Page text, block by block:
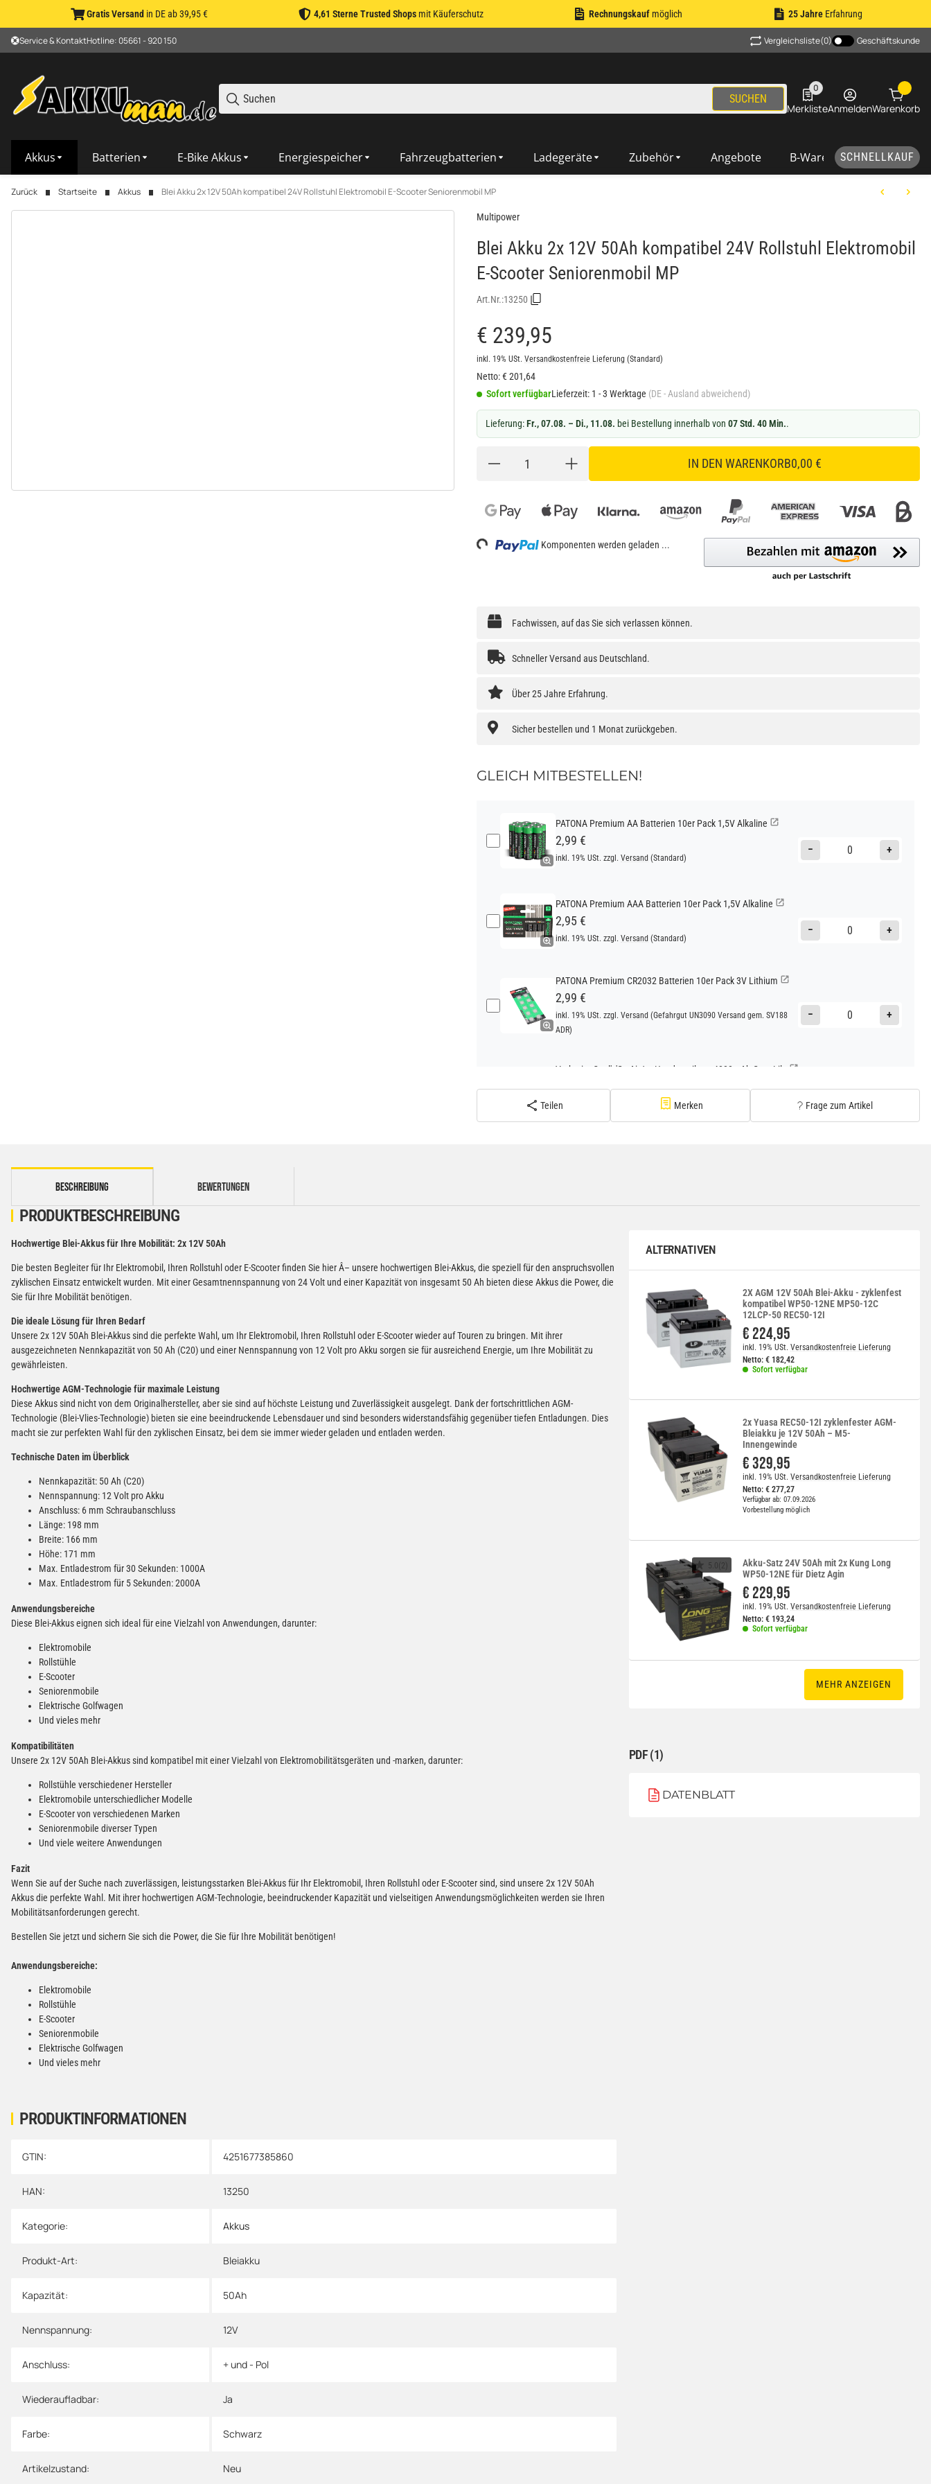
Gratis Versand in DE ab 39,95 € 4,61 Sterne Trusted Shopsmit Käuferschutz Rechnungskauf möglich 25 JahreErfahrung
Service & KontaktHotline: 05661 - 920 150 Vergleichsliste(0) Geschäftskunde
SUCHEN
0
0 Produkte in der Liste
MerklisteAnmeldenWarenkorb
Akkus Batterien E-Bike Akkus Energiespeicher Fahrzeugbatterien Ladegeräte Zubehör Angebote B-Ware SCHNELLKAUF
Zurück Startseite Akkus Blei Akku 2x 12V 50Ah kompatibel 24V Rollstuhl Elektromobil E-Scooter Seniorenmobil MP
Multipower
Blei Akku 2x 12V 50Ah kompatibel 24V Rollstuhl Elektromobil
E-Scooter Seniorenmobil MP
Art.Nr.:13250
€ 239,95
inkl. 19% USt. Versandkostenfreie Lieferung (Standard)
Netto:€201,64
Sofort verfügbarLieferzeit: 1 - 3 Werktage (DE - Ausland abweichend)
Lieferung:Fr., 07.08. – Di., 11.08. bei Bestellung innerhalb von 07 Std. 40 Min..
IN DEN WARENKORB0,00 €
Loading... Komponenten werden geladen ...
Fachwissen, auf das Sie sich verlassen können.
Schneller Versand aus Deutschland.
Über 25 Jahre Erfahrung.
Sicher bestellen und 1 Monat zurückgeben.
GLEICH MITBESTELLEN!
PATONA Premium AA Batterien 10er Pack 1,5V Alkaline
2,99 €
inkl. 19% USt. zzgl. Versand (Standard)
− +
PATONA Premium AAA Batterien 10er Pack 1,5V Alkaline
2,95 €
inkl. 19% USt. zzgl. Versand (Standard)
− +
PATONA Premium CR2032 Batterien 10er Pack 3V Lithium
2,99 €
inkl. 19% USt. zzgl. Versand (Gefahrgut UN3090 Versand gem. SV188
ADR)
− +
Verbatim Cool'n'Go AirJet Handventilator 4000mAh Grau Lila
22,95 €
inkl. 19% USt. zzgl.
(Gefahrgut UN3480 Versand gem. SV188
ADR)
1
Teilen Merken Frage zum Artikel
BESCHREIBUNG BEWERTUNGEN
PRODUKTINFORMATIONEN
Produkteigenschaft
Wert
GTIN: 4251677385860
HAN: 13250
Kategorie: Akkus
Produkt-Art: Bleiakku
Kapazität: 50Ah
Nennspannung: 12V
Anschluss: + und - Pol
Wiederaufladbar: Ja
Farbe: Schwarz
Artikelzustand: Neu
PRODUKTBESCHREIBUNG
Hochwertige Blei-Akkus für Ihre Mobilität: 2x 12V 50Ah
Die besten Begleiter für Ihr Elektromobil, Ihren Rollstuhl oder E-Scooter finden Sie hier Â– unsere hochwertigen Blei-Akkus, die speziell für den anspruchsvollen
zyklischen Einsatz entwickelt wurden. Mit einer Gesamtnennspannung von 24 Volt und einer Kapazität von insgesamt 50 Ah bieten diese Akkus die Power, die
Sie für Ihre Mobilität benötigen.
Die ideale Lösung für Ihren Bedarf
Unsere 2x 12V 50Ah Blei-Akkus sind die perfekte Wahl, um Ihr Elektromobil, Ihren Rollstuhl oder E-Scooter wieder auf Touren zu bringen. Mit ihrer
ausgezeichneten Nennkapazität von 50 Ah (C20) und einer Nennspannung von 12 Volt pro Akku sorgen sie für ausreichend Energie, um Ihre Mobilität zu
gewährleisten.
Hochwertige AGM-Technologie für maximale Leistung
Diese Akkus sind nicht von dem Originalhersteller, aber sie sind auf höchste Leistung und Zuverlässigkeit ausgelegt. Dank der fortschrittlichen AGM-
Technologie (Blei-Vlies-Technologie) bieten sie eine beeindruckende Lebensdauer und sind besonders widerstandsfähig gegenüber tiefen Entladungen. Dies
macht sie zur perfekten Wahl für den zyklischen Einsatz, bei dem sie immer wieder geladen und entladen werden.
Technische Daten im Überblick
Nennkapazität: 50 Ah (C20)
Nennspannung: 12 Volt pro Akku
Anschluss: 6 mm Schraubanschluss
Länge: 198 mm
Breite: 166 mm
Höhe: 171 mm
Max. Entladestrom für 30 Sekunden: 1000A
Max. Entladestrom für 5 Sekunden: 2000A
Anwendungsbereiche
Diese Blei-Akkus eignen sich ideal für eine Vielzahl von Anwendungen, darunter:
Elektromobile
Rollstühle
E-Scooter
Seniorenmobile
Elektrische Golfwagen
Und vieles mehr
Kompatibilitäten
Unsere 2x 12V 50Ah Blei-Akkus sind kompatibel mit einer Vielzahl von Elektromobilitätsgeräten und -marken, darunter:
Rollstühle verschiedener Hersteller
Elektromobile unterschiedlicher Modelle
E-Scooter von verschiedenen Marken
Seniorenmobile diverser Typen
Und viele weitere Anwendungen
Fazit
Wenn Sie auf der Suche nach zuverlässigen, leistungsstarken Blei-Akkus für Ihr Elektromobil, Ihren Rollstuhl oder E-Scooter sind, sind unsere 2x 12V 50Ah
Akkus die perfekte Wahl. Mit ihrer hochwertigen AGM-Technologie, beeindruckender Kapazität und vielseitigen Anwendungsmöglichkeiten werden sie Ihren
Mobilitätsanforderungen gerecht.
Bestellen Sie jetzt und sichern Sie sich die Power, die Sie für Ihre Mobilität benötigen!
Anwendungsbereiche:
Elektromobile
Rollstühle
E-Scooter
Seniorenmobile
Elektrische Golfwagen
Und vieles mehr
ALTERNATIVEN
2X AGM 12V 50Ah Blei-Akku - zyklenfest
kompatibel WP50-12NE MP50-12C
12LCP-50 REC50-12I
€ 224,95
inkl. 19% USt. Versandkostenfreie Lieferung
Netto: € 182,42
Sofort verfügbar
2x Yuasa REC50-12I zyklenfester AGM-
Bleiakku je 12V 50Ah – M5-
Innengewinde
€ 329,95
inkl. 19% USt. Versandkostenfreie Lieferung
Netto: €277,27
Verfügbar ab: 07.09.2026
Vorbestellung möglich
5.0(2)
Akku-Satz 24V 50Ah mit 2x Kung Long
WP50-12NE für Dietz Agin
€ 229,95
inkl. 19% USt. Versandkostenfreie Lieferung
Netto: € 193,24
Sofort verfügbar
MEHR ANZEIGEN
PDF (1)
DATENBLATT